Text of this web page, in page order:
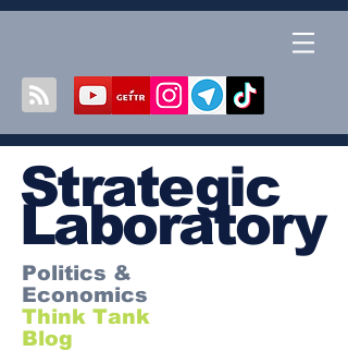
Strategic
Laboratory
Politics &
Economics
Think Tank
Blog